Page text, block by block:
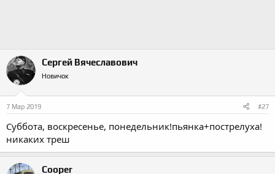
Сергей Вячеславович
Новичок
7 Мар 2019 #27
Суббота, воскресенье, понедельник!пьянка+пострелуха!
никаких треш
Cooper